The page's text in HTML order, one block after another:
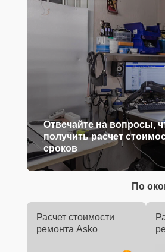
Отвечайте на вопросы,
получить расчет
сроков
По
Расчет стоимости
ремонта Asko